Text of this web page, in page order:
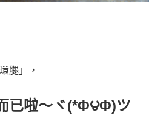
腿」，
已啦～ヾ(*Φ౪Φ)ツ